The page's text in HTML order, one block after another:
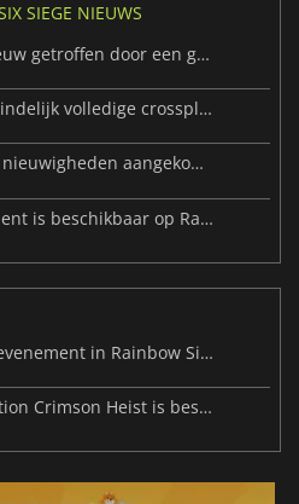
SIEGE NIEUWS
Rainbow Six Siege X opnieuw getroffen door een grote hack
Rainbow Six Siege voegt eindelijk volledige crossplay toe
Rainbow Six Siege: Year 7 nieuwigheden aangekondigd
Een R6 Extraction evenement is beschikbaar op Rainbow Six Siege
Apocalypse is een nieuw evenement in Rainbow Six Siege
Rainbow Six Siege: Operation Crimson Heist is beschikbaar